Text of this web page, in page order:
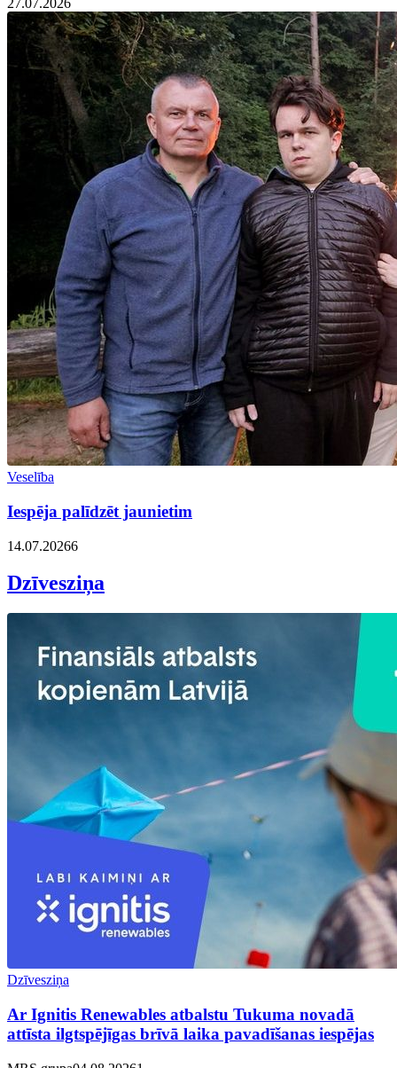
27.07.2026
Veselība
Iespēja palīdzēt jaunietim
14.07.20266
Dzīvesziņa
Dzīvesziņa
Ar Ignitis Renewables atbalstu Tukuma novadā
attīsta ilgtspējīgas brīvā laika pavadīšanas iespējas